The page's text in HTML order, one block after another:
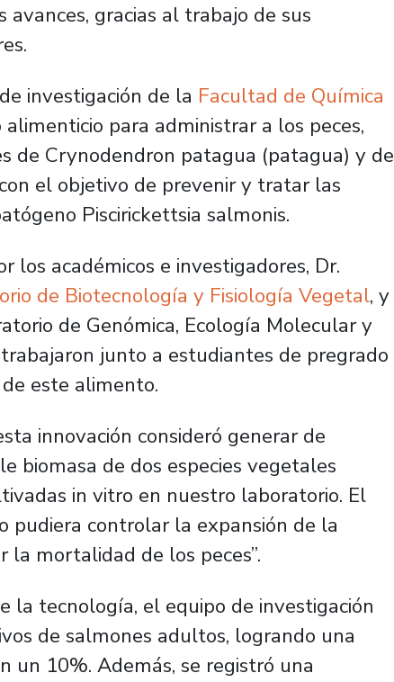
gracias al trabajo de sus
investigación de la Facultad de Química
para administrar a los peces,
de Crynodendron patagua (patagua) y de
el objetivo de prevenir y tratar las
Piscirickettsia salmonis.
los académicos e investigadores, Dr.
de Biotecnología y Fisiología Vegetal, y
de Genómica, Ecología Molecular y
junto a estudiantes de pregrado
este alimento.
innovación consideró generar de
biomasa de dos especies vegetales
in vitro en nuestro laboratorio. El
pudiera controlar la expansión de la
la mortalidad de los peces”.
la tecnología, el equipo de investigación
de salmones adultos, logrando una
un 10%. Además, se registró una